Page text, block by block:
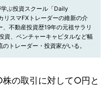
ぶ投資スクール「Daily
リスマFXトレーダーの維新の介
不動産投資歴19年の元祖サラリ
資、ベンチャーキャピタルなど幅
トレーダー・投資家がいる。
の取引に対して○円と